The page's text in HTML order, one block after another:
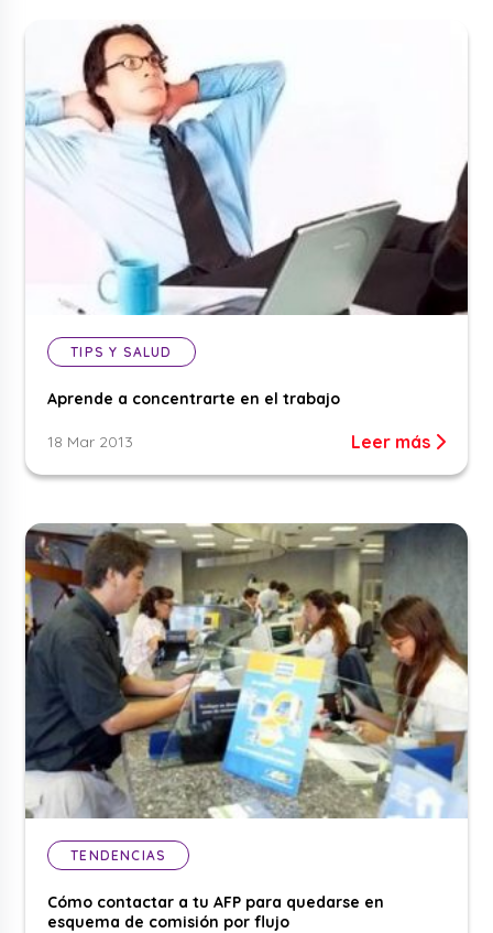
TIPS Y SALUD
Aprende a concentrarte en el trabajo
18 Mar 2013 Leer más
TENDENCIAS
Cómo contactar a tu AFP para quedarse en
esquema de comisión por flujo